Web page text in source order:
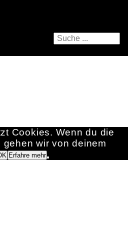
Cookies. Wenn du die
wir von deinem
Erfahre mehr